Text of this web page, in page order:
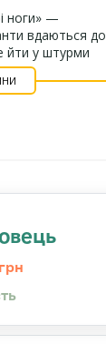
ноги» —
вдаються до
йти у штурми